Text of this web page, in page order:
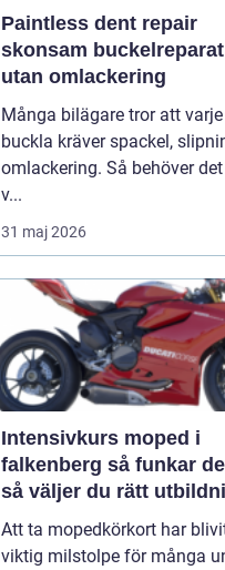
Paintless dent repair
skonsam
utan omlackering
Många bilägare tror att varje
buckla kräver spackel,
omlackering. Så behöver
v...
31 maj 2026
Intensivkurs moped i
falkenberg så funkar det och
så väljer du rätt
Att ta mopedkörkort har
viktig milstolpe för många